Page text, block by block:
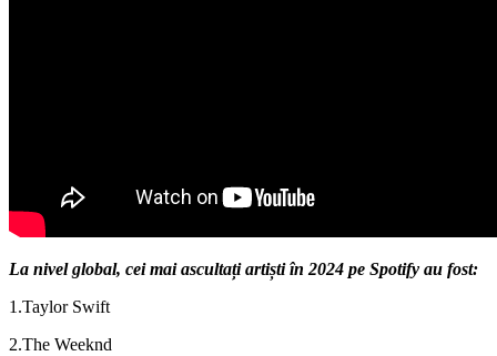
La nivel global, cei mai ascultați artiști în 2024 pe Spotify au fost:
1.Taylor Swift
2.The Weeknd